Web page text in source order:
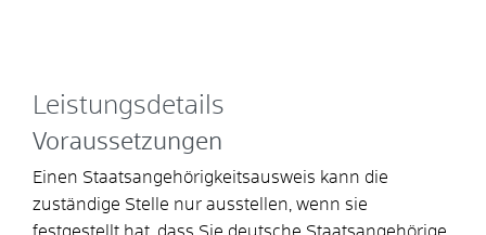
Leistungsdetails
Voraussetzungen
Einen Staatsangehörigkeitsausweis kann die
zuständige Stelle nur ausstellen, wenn sie
festgestellt hat, dass Sie deutsche Staatsangehörige